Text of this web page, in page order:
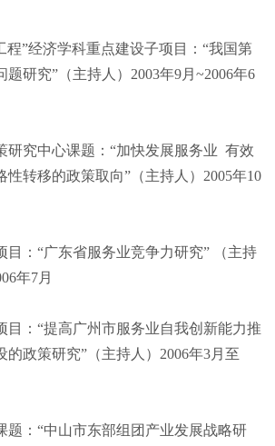
程”经济学科重点建设子项目：“我国第
研究”（主持人）2003年9月~2006年6
研究中心课题：“加快发展服务业 有效
性转移的政策取向”（主持人）2005年10
目：“广东省服务业竞争力研究” （主持
年7月
目：“提高广州市服务业自我创新能力推
的政策研究”（主持人）2006年3月至
题：“中山市东部组团产业发展战略研